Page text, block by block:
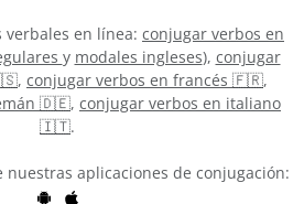
verbales en línea: conjugar verbos en
y modales ingleses), conjugar
, conjugar verbos en francés 🇫🇷,
🇩🇪, conjugar verbos en italiano
🇮🇹.
nuestras aplicaciones de conjugación: